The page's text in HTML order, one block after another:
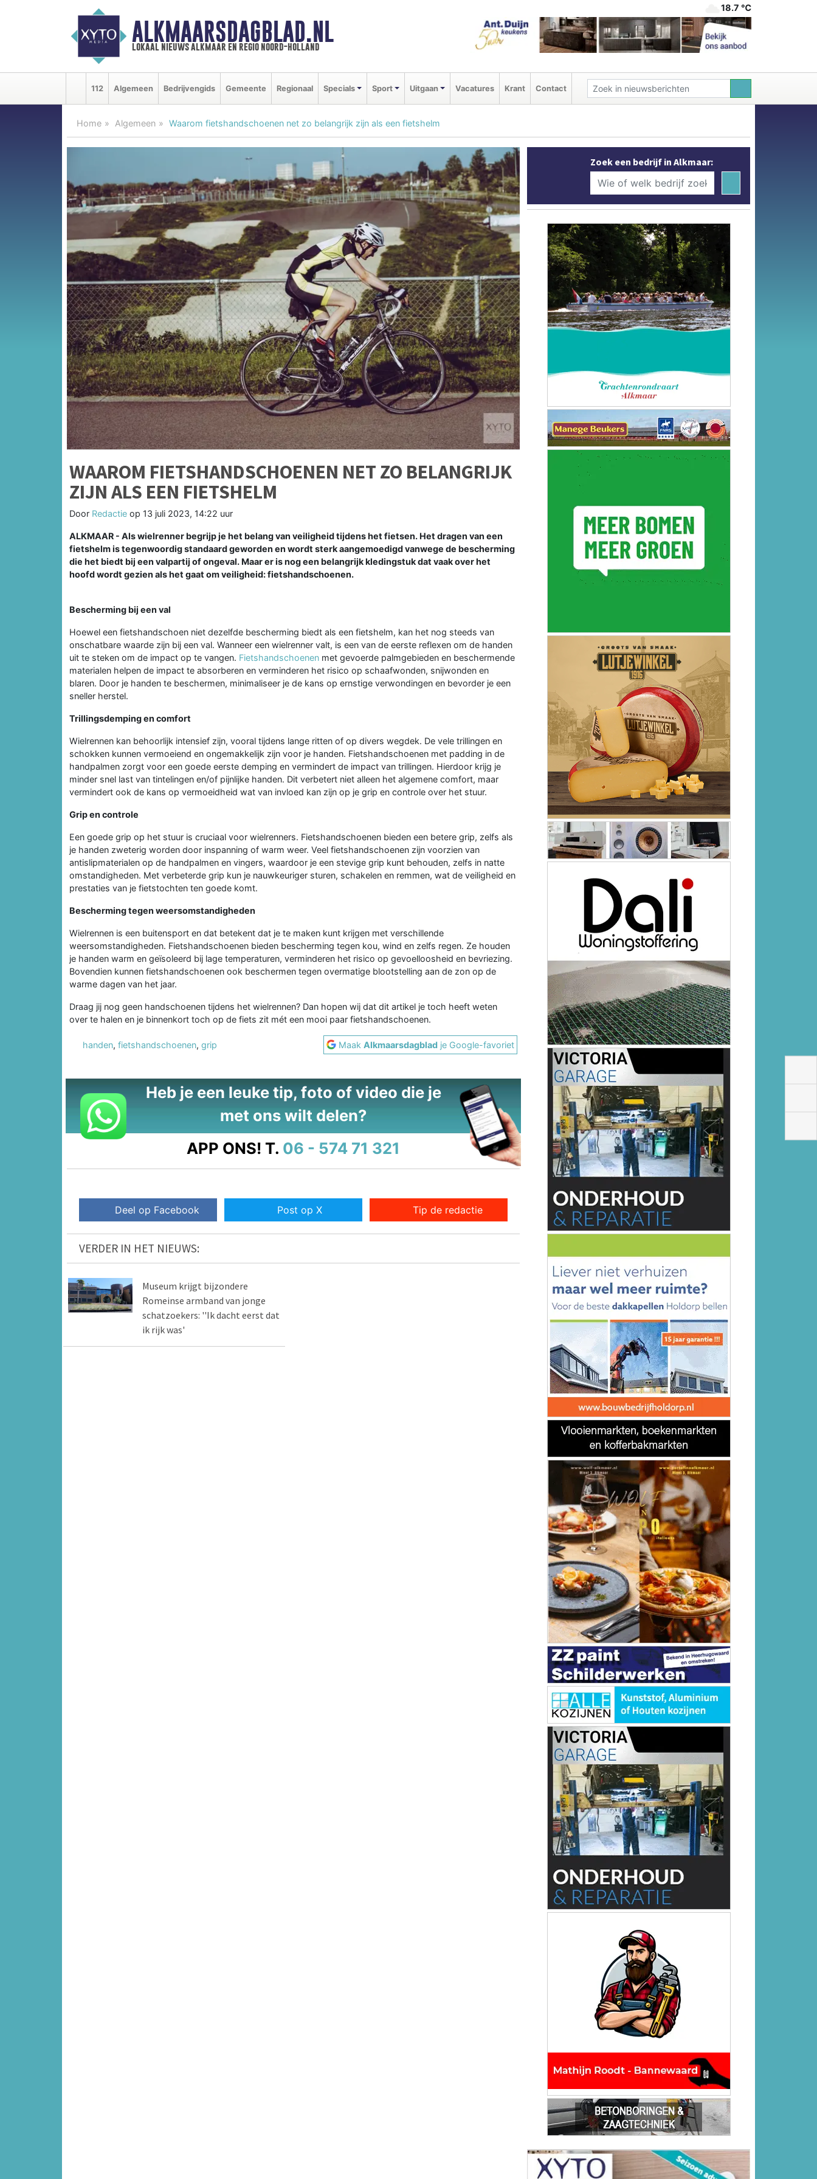
ALKMAARSDAGBLAD.NL
lokaal nieuws alkmaar en regio noord-holland
18.7 ℃
112 Algemeen Bedrijvengids Gemeente Regionaal Specials Sport Uitgaan Vacatures Krant Contact
Home Algemeen Waarom fietshandschoenen net zo belangrijk zijn als een fietshelm
WAAROM FIETSHANDSCHOENEN NET ZO BELANGRIJK
ZIJN ALS EEN FIETSHELM
Door Redactie op 13 juli 2023, 14:22 uur
ALKMAAR - Als wielrenner begrijp je het belang van veiligheid tijdens het fietsen. Het dragen van een
fietshelm is tegenwoordig standaard geworden en wordt sterk aangemoedigd vanwege de bescherming
die het biedt bij een valpartij of ongeval. Maar er is nog een belangrijk kledingstuk dat vaak over het
hoofd wordt gezien als het gaat om veiligheid: fietshandschoenen.
Bescherming bij een val
Hoewel een fietshandschoen niet dezelfde bescherming biedt als een fietshelm, kan het nog steeds van
onschatbare waarde zijn bij een val. Wanneer een wielrenner valt, is een van de eerste reflexen om de handen
uit te steken om de impact op te vangen. Fietshandschoenen met gevoerde palmgebieden en beschermende
materialen helpen de impact te absorberen en verminderen het risico op schaafwonden, snijwonden en
blaren. Door je handen te beschermen, minimaliseer je de kans op ernstige verwondingen en bevorder je een
sneller herstel.
Trillingsdemping en comfort
Wielrennen kan behoorlijk intensief zijn, vooral tijdens lange ritten of op divers wegdek. De vele trillingen en
schokken kunnen vermoeiend en ongemakkelijk zijn voor je handen. Fietshandschoenen met padding in de
handpalmen zorgt voor een goede eerste demping en vermindert de impact van trillingen. Hierdoor krijg je
minder snel last van tintelingen en/of pijnlijke handen. Dit verbetert niet alleen het algemene comfort, maar
vermindert ook de kans op vermoeidheid wat van invloed kan zijn op je grip en controle over het stuur.
Grip en controle
Een goede grip op het stuur is cruciaal voor wielrenners. Fietshandschoenen bieden een betere grip, zelfs als
je handen zweterig worden door inspanning of warm weer. Veel fietshandschoenen zijn voorzien van
antislipmaterialen op de handpalmen en vingers, waardoor je een stevige grip kunt behouden, zelfs in natte
omstandigheden. Met verbeterde grip kun je nauwkeuriger sturen, schakelen en remmen, wat de veiligheid en
prestaties van je fietstochten ten goede komt.
Bescherming tegen weersomstandigheden
Wielrennen is een buitensport en dat betekent dat je te maken kunt krijgen met verschillende
weersomstandigheden. Fietshandschoenen bieden bescherming tegen kou, wind en zelfs regen. Ze houden
je handen warm en geïsoleerd bij lage temperaturen, verminderen het risico op gevoelloosheid en bevriezing.
Bovendien kunnen fietshandschoenen ook beschermen tegen overmatige blootstelling aan de zon op de
warme dagen van het jaar.
Draag jij nog geen handschoenen tijdens het wielrennen? Dan hopen wij dat dit artikel je toch heeft weten
over te halen en je binnenkort toch op de fiets zit mét een mooi paar fietshandschoenen.
handen, fietshandschoenen, grip MaakAlkmaarsdagblad je Google-favoriet
Heb je een leuke tip, foto of video die je
met ons wilt delen?
APP ONS! T. 06 - 574 71 321
Deel op Facebook Post op X Tip de redactie
VERDER IN HET NIEUWS:
Museum krijgt bijzondere
Romeinse armband van jonge
schatzoekers: ''Ik dacht eerst dat
ik rijk was'
Zoek een bedrijf in Alkmaar: